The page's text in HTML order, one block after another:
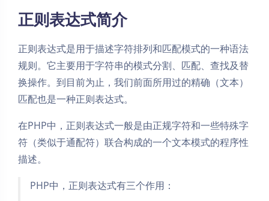
正则表达式简介
正则表达式是用于描述字符排列和匹配模式的一种语法
规则。它主要用于字符串的模式分割、匹配、查找及替
换操作。到目前为止，我们前面所用过的精确（文本）
匹配也是一种正则表达式。
在PHP中，正则表达式一般是由正规字符和一些特殊字
符（类似于通配符）联合构成的一个文本模式的程序性
描述。
PHP中，正则表达式有三个作用：